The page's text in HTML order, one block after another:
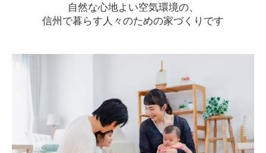
自然な心地よい空気環境の、
信州で暮らす人々のための家づくりです